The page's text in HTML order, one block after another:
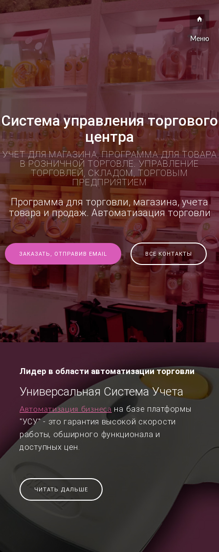
Меню
Система управления торгового
центра
УЧЕТ ДЛЯ МАГАЗИНА, ПРОГРАММА ДЛЯ ТОВАРА
В РОЗНИЧНОЙ ТОРГОВЛЕ. УПРАВЛЕНИЕ
ТОРГОВЛЕЙ, СКЛАДОМ, ТОРГОВЫМ
ПРЕДПРИЯТИЕМ
Программа для торговли, магазина, учета
товара и продаж. Автоматизация торговли
ЗАКАЗАТЬ, ОТПРАВИВ EMAIL ВСЕ КОНТАКТЫ
Лидер в области автоматизации торговли
Универсальная Система Учета
Автоматизация бизнеса на базе платформы
"УСУ" - это гарантия высокой скорости
работы, обширного функционала и
доступных цен.
ЧИТАТЬ ДАЛЬШЕ